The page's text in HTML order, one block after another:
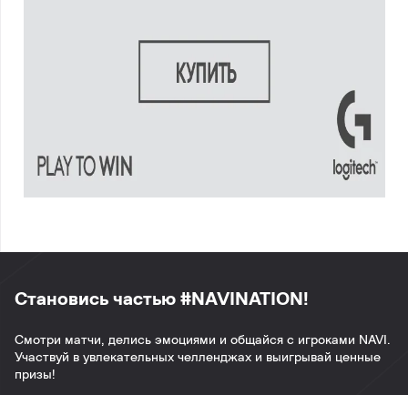
Становись частью #NAVINATION!
Смотри матчи, делись эмоциями и общайся с игроками NAVI.
Участвуй в увлекательных челленджах и выигрывай ценные
призы!